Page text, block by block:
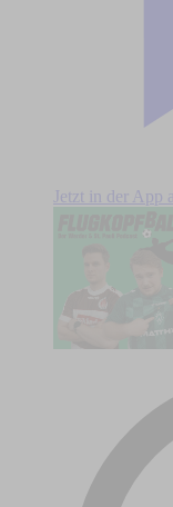
Jetzt in der App